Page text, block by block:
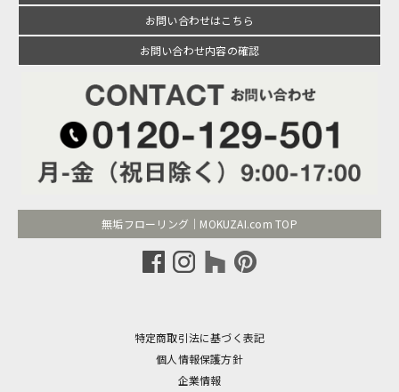
お問い合わせはこちら
お問い合わせ内容の確認
無垢フローリング｜MOKUZAI.com TOP
特定商取引法に基づく表記
個人情報保護方針
企業情報